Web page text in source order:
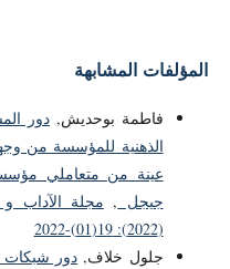
المؤلفات المشابهة
فاطمة بوحديش,دور
الذهنية للمؤسسة من
عينة من متعاملي
جيجل ,
(2022): 19(01)-2022
جلول خلاف, دور شبكات